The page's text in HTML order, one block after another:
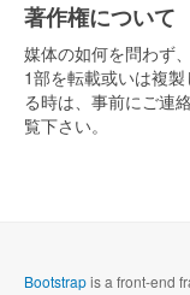
著作権について
媒体の如何を問わず
1部を転載或いは複
る時は、事前にご連
覧下さい。
Bootstrapis a front-end